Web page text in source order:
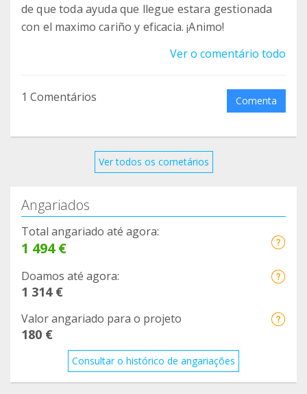
de que toda ayuda que llegue estara gestionada
con el maximo cariño y eficacia. ¡Animo!
Ver o comentário todo
1 Comentários Comenta
Ver todos os cometários
Angariados
Total angariado até agora:
1 494 €
Doamos até agora:
1 314 €
Valor angariado para o projeto
180 €
Consultar o histórico de angariações